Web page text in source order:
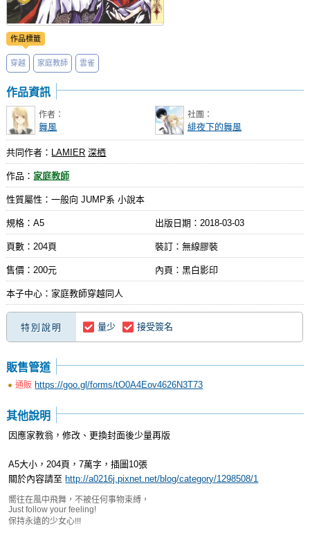
作品標籤
穿越 家庭教師 雲雀
作品資訊
作者：
舞風
社團：
緋夜下的舞風
共同作者： LAMIER 深栖
作品： 家庭教師
性質屬性：一般向 JUMP系 小說本
規格：A5 出版日期： 2018-03-03
頁數：204頁 裝訂：無線膠裝
售價：200元 內頁：黑白影印
本子中心：家庭教師穿越同人
特別說明 量少 接受簽名
販售管道
通販 https://goo.gl/forms/tO0A4Eov4626N3T73
其他說明
因應家教翁，修改、更換封面後少量再版
A5大小，204頁，7萬字，插圖10張
關於內容請至 http://a0216j.pixnet.net/blog/category/1298508/1
嚮往在風中飛舞，不被任何事物束縛，
Just follow your feeling!
保持永遠的少女心!!!